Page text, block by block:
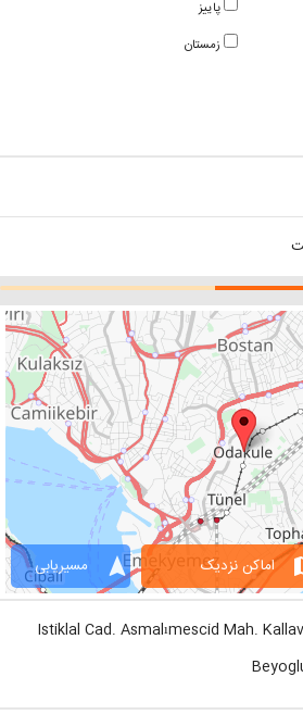
پاییز
زمستان
navigation مسیریابی اماکن نزدیک
Istiklal Cad. Asmalımescid Mah.